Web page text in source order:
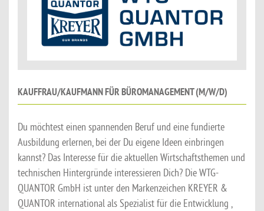
KAUFFRAU/KAUFMANN FÜR BÜROMANAGEMENT (M/W/D)
Du möchtest einen spannenden Beruf und eine fundierte
Ausbildung erlernen, bei der Du eigene Ideen einbringen
kannst? Das Interesse für die aktuellen Wirtschaftsthemen und
technischen Hintergründe interessieren Dich? Die WTG-
QUANTOR GmbH ist unter den Markenzeichen KREYER &
QUANTOR international als Spezialist für die Entwicklung ,